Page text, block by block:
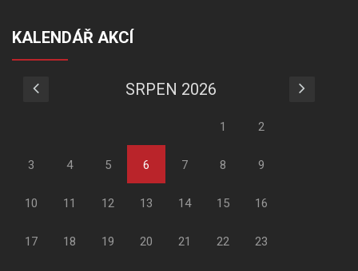
KALENDÁŘ AKCÍ
SRPEN 2026
1 2
3 4 5 6 7 8 9
10 11 12 13 14 15 16
17 18 19 20 21 22 23